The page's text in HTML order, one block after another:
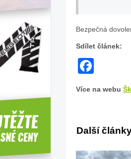
Bezpečná
Sdílet článek:
Více na webu
Další